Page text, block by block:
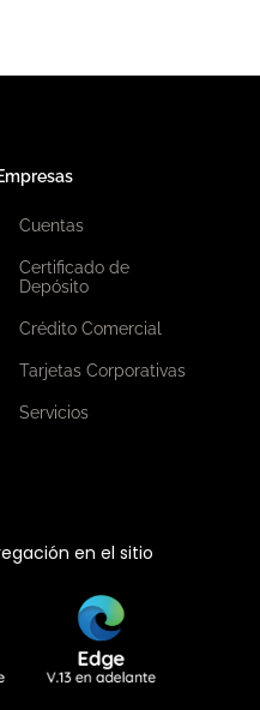
Cuentas
Certificado de
Depósito
Crédito Comercial
Tarjetas Corporativas
Servicios
en el sitio